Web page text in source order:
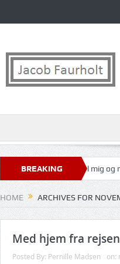
BREAKING
NEWS
Det bedste til mig og mine
HOME ARCHIVES FOR
Med hjem fra rejsen
Posted By: Pernille Madsen on: